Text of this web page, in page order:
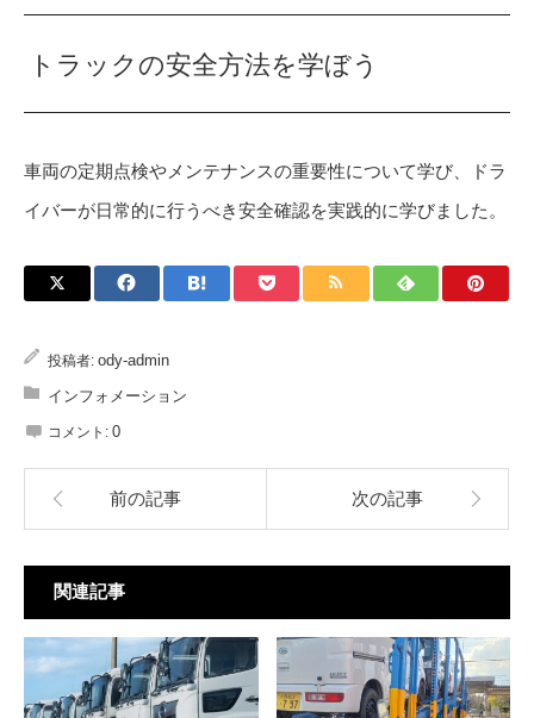
トラックの安全方法を学ぼう
車両の定期点検やメンテナンスの重要性について学び、ドラ
イバーが日常的に行うべき安全確認を実践的に学びました。
投稿者: ody-admin
インフォメーション
コメント: 0
前の記事 次の記事
関連記事